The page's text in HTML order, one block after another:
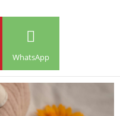
WhatsApp